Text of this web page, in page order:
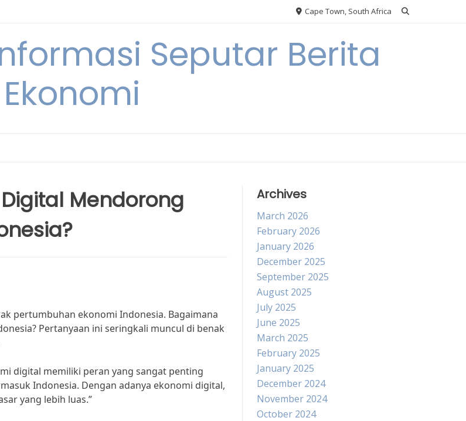
Cape Town, South Africa
Seputar Berita
Ekonomi
Mendorong
pertumbuhan ekonomi Indonesia. Bagaimana
Pertanyaan ini seringkali muncul di benak
digital memiliki peran yang sangat penting
Indonesia. Dengan adanya ekonomi digital,
yang lebih luas.”
Archives
March 2026
February 2026
January 2026
December 2025
September 2025
August 2025
July 2025
June 2025
March 2025
February 2025
January 2025
December 2024
November 2024
October 2024